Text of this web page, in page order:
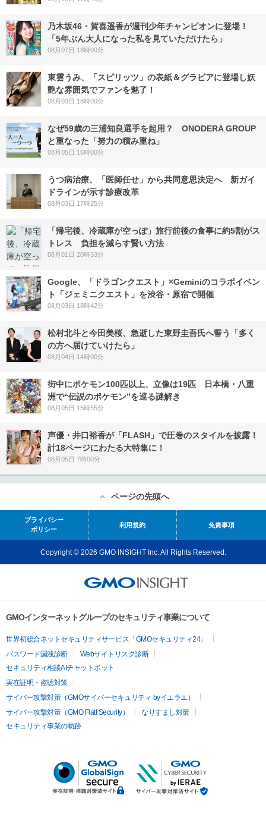
乃木坂46・賀喜遥香が週刊少年チャンピオンに登場！
「5年ぶん大人になった私を見ていただけたら」
08月07日 18時00分
東雲うみ、「スピリッツ」の表紙＆グラビアに登場し妖
艶な雰囲気でファンを魅了！
08月03日 18時00分
なぜ59歳の三浦知良選手を起用？ ONODERA GROUP
と重なった「努力の積み重ね」
08月05日 16時00分
うつ病治療、「医師任せ」から共同意思決定へ 新ガイ
ドラインが示す診療改革
08月03日 17時25分
「帰宅後、冷蔵庫が空っぽ」旅行前後の食事に約5割がス
トレス 負担を減らす賢い方法
08月01日 20時33分
Google、「ドラゴンクエスト」×Geminiのコラボイベン
ト「ジェミニクエスト」を渋谷・原宿で開催
08月03日 18時42分
松村北斗と今田美桜、急逝した東野圭吾氏へ誓う「多く
の方へ届けていけたら」
08月04日 14時00分
街中にポケモン100匹以上、立像は19匹 日本橋・八重
洲で“伝説のポケモン”を巡る謎解き
08月05日 15時55分
声優・井口裕香が「FLASH」で圧巻のスタイルを披露！
計18ページにわたる大特集に！
08月05日 7時00分
ページの先頭へ
プライバシー
ポリシー
利用規約 免責事項
Copyright © 2026 GMO INSIGHT Inc. All Rights Reserved.
GMOインターネットグループのセキュリティ事業について
世界初総合ネットセキュリティサービス「GMOセキュリティ24」
パスワード漏洩診断
Webサイトリスク診断
セキュリティ相談AIチャットボット
実在証明・盗聴対策
サイバー攻撃対策（GMOサイバーセキュリティ byイエラエ）
サイバー攻撃対策（GMO Flatt Security）
なりすまし対策
セキュリティ事業の軌跡